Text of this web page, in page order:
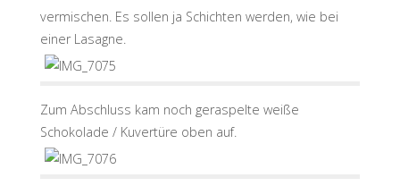
vermischen. Es sollen ja Schichten werden, wie bei
einer Lasagne.
Zum Abschluss kam noch geraspelte weiße
Schokolade / Kuvertüre oben auf.